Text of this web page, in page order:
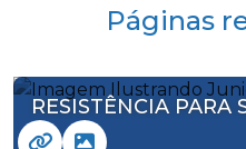
Páginas
RESISTÊNCIA PARA